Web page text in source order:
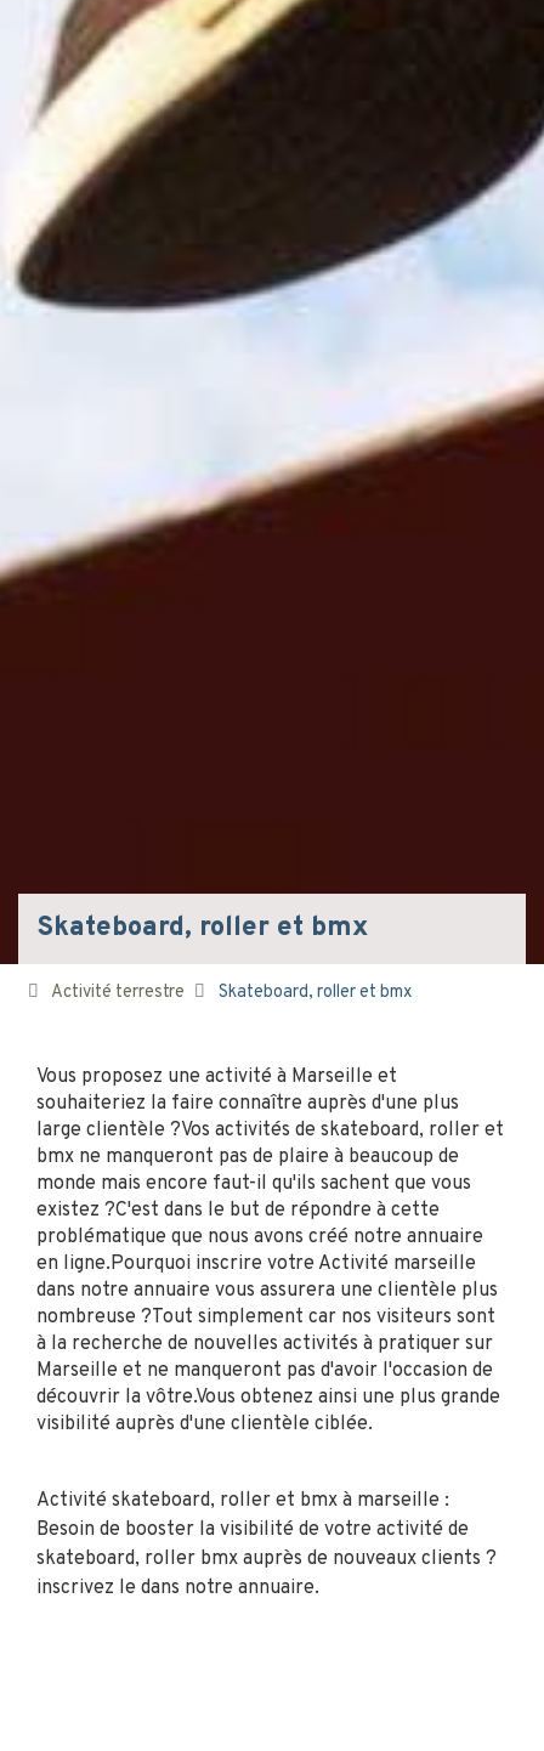
Skateboard, roller et bmx
Activité terrestre Skateboard, roller et bmx
Vous proposez une activité à Marseille et
souhaiteriez la faire connaître auprès d'une plus
large clientèle ?Vos activités de skateboard, roller et
bmx ne manqueront pas de plaire à beaucoup de
monde mais encore faut-il qu'ils sachent que vous
existez ?C'est dans le but de répondre à cette
problématique que nous avons créé notre annuaire
en ligne.Pourquoi inscrire votre Activité marseille
dans notre annuaire vous assurera une clientèle plus
nombreuse ?Tout simplement car nos visiteurs sont
à la recherche de nouvelles activités à pratiquer sur
Marseille et ne manqueront pas d'avoir l'occasion de
découvrir la vôtre.Vous obtenez ainsi une plus grande
visibilité auprès d'une clientèle ciblée.
Activité skateboard, roller et bmx à marseille :
Besoin de booster la visibilité de votre activité de
skateboard, roller bmx auprès de nouveaux clients ?
inscrivez le dans notre annuaire.